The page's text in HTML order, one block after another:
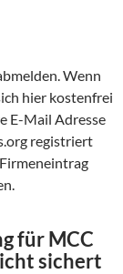
Wenn
hier kostenfrei
E-Mail Adresse
registriert
für MCC
sichert